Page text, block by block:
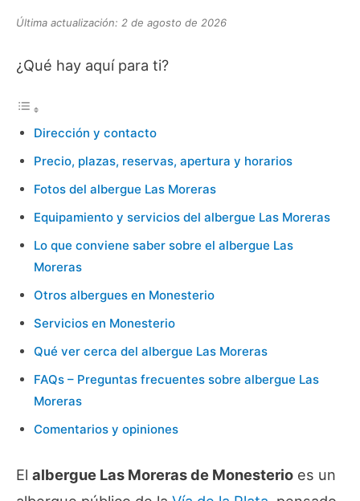
Última actualización: 2 de agosto de 2026
¿Qué hay aquí para ti?
Dirección y contacto
Precio, plazas, reservas, apertura y horarios
Fotos del albergue Las Moreras
Equipamiento y servicios del albergue Las Moreras
Lo que conviene saber sobre el albergue Las
Moreras
Otros albergues en Monesterio
Servicios en Monesterio
Qué ver cerca del albergue Las Moreras
FAQs – Preguntas frecuentes sobre albergue Las
Moreras
Comentarios y opiniones
El albergue Las Moreras de Monesterio es un